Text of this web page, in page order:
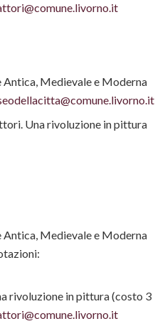
Antica, Medievale e Moderna
Una rivoluzione in pittura
Antica, Medievale e Moderna
rivoluzione in pittura (costo 3